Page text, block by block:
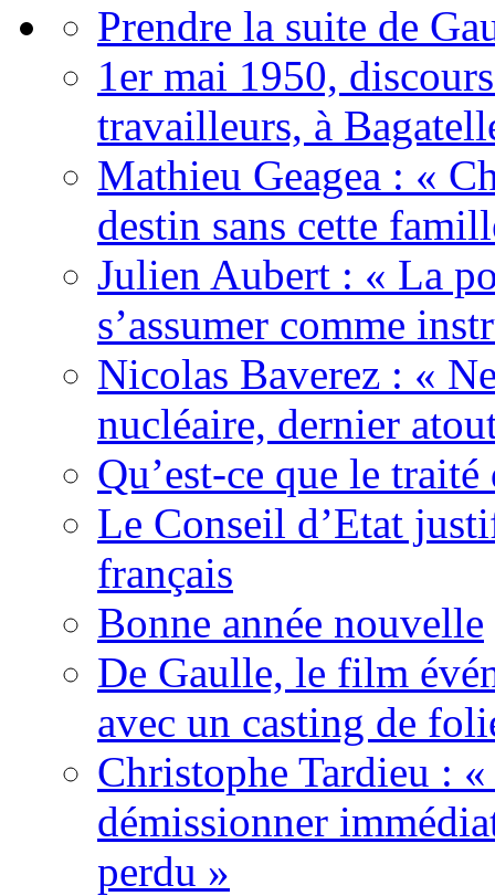
Prendre la suite de
1er mai 1950,
travailleurs, à
Mathieu Geagea : «
destin sans cette
Julien Aubert : « La
s’assumer comme
Nicolas Baverez : «
nucléaire, dernier
Qu’est-ce que le traité
Le Conseil d’Etat
français
Bonne année nouvelle
De Gaulle, le film
avec un casting de
Christophe Tardieu : «
démissionner
perdu »